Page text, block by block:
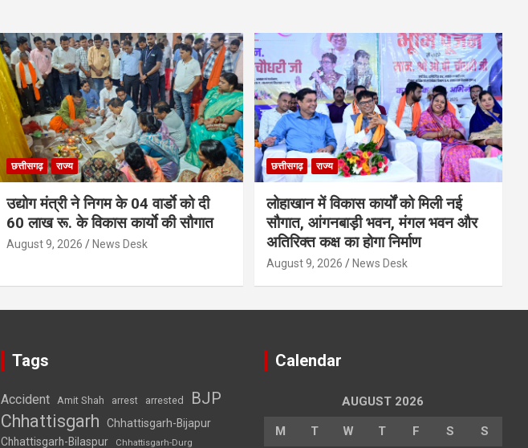
छत्तीसगढ़ राज्य
उद्योग मंत्री ने निगम के 04 वार्डाे को दी
60 लाख रू. के विकास कार्याे की सौगात
August 9, 2026 News Desk
छत्तीसगढ़ राज्य
लोहाखान में विकास कार्यों को मिली नई
सौगात, आंगनबाड़ी भवन, मंगल भवन और
अतिरिक्त कक्ष का होगा निर्माण
August 9, 2026 News Desk
Tags
Accident Amit Shah arrest arrested BJP
Chhattisgarh
Chhattisgarh-Bijapur
Chhattisgarh-Bilaspur
Chhattisgarh-Durg
Calendar
AUGUST 2026
M T W T F S S